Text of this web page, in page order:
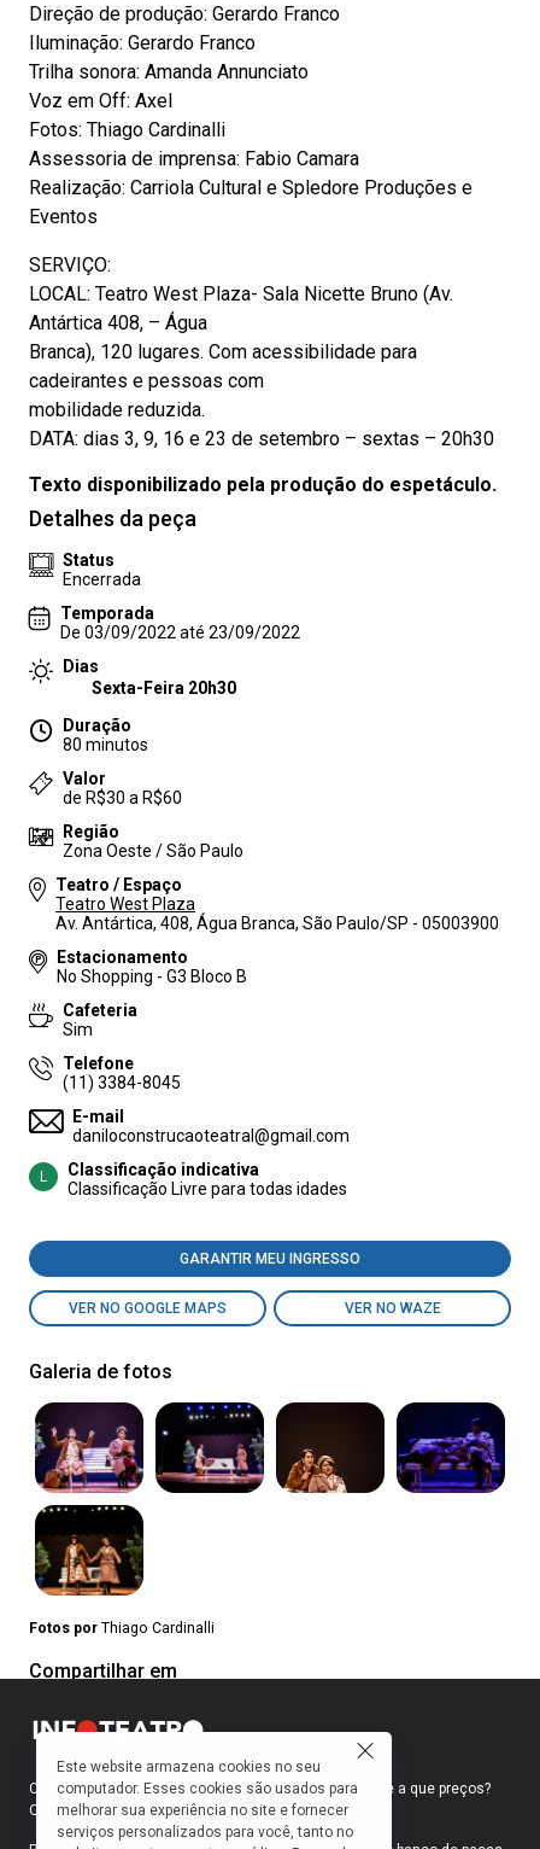
Direção de produção: Gerardo Franco
Iluminação: Gerardo Franco
Trilha sonora: Amanda Annunciato
Voz em Off: Axel
Fotos: Thiago Cardinalli
Assessoria de imprensa: Fabio Camara
Realização: Carriola Cultural e Spledore Produções e
Eventos
SERVIÇO:
LOCAL: Teatro West Plaza- Sala Nicette Bruno (Av.
Antártica 408, – Água
Branca), 120 lugares. Com acessibilidade para
cadeirantes e pessoas com
mobilidade reduzida.
DATA: dias 3, 9, 16 e 23 de setembro – sextas – 20h30
Texto disponibilizado pela produção do espetáculo.
Detalhes da peça
Status
Encerrada
Temporada
De 03/09/2022 até 23/09/2022
Dias
Sexta-Feira 20h30
Duração
80 minutos
Valor
de R$30 a R$60
Região
Zona Oeste / São Paulo
Teatro / Espaço
Teatro West Plaza
Av. Antártica, 408, Água Branca, São Paulo/SP - 05003900
Estacionamento
No Shopping - G3 Bloco B
Cafeteria
Sim
Telefone
(11) 3384-8045
E-mail
daniloconstrucaoteatral@gmail.com
L
Classificação indicativa
Classificação Livre para todas idades
GARANTIR MEU INGRESSO
VER NO GOOGLE MAPS VER NO WAZE
Galeria de fotos
Fotos por Thiago Cardinalli
Compartilhar em
Como faço para ir ao teatro? Onde compro ingressos e a que preços?
Quais peças estão em cartaz?
Este website armazena cookies no seu
computador. Esses cookies são usados para
melhorar sua experiência no site e fornecer
serviços personalizados para você, tanto no